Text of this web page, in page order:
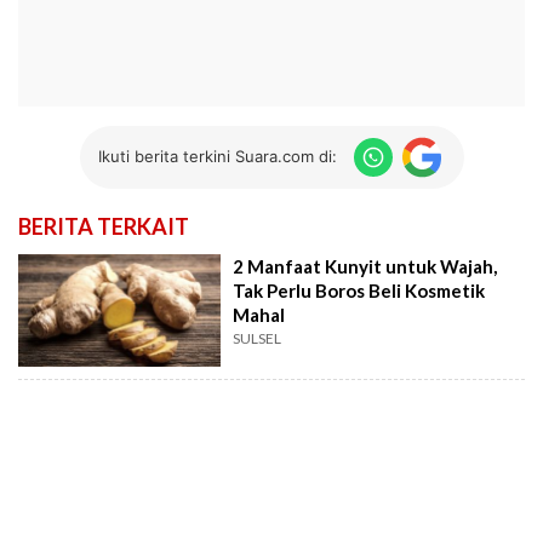
Ikuti berita terkini Suara.com di:
BERITA TERKAIT
2 Manfaat Kunyit untuk Wajah,
Tak Perlu Boros Beli Kosmetik
Mahal
SULSEL